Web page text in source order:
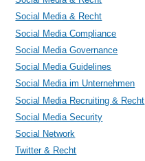
Social Media & Recht
Social Media Compliance
Social Media Governance
Social Media Guidelines
Social Media im Unternehmen
Social Media Recruiting & Recht
Social Media Security
Social Network
Twitter & Recht